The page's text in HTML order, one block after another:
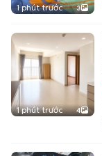
1 phút trước 3
1 phút trước 4